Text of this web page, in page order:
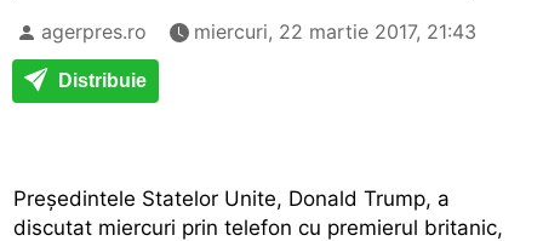
agerpres.ro miercuri, 22 martie 2017, 21:43
Distribuie
Președintele Statelor Unite, Donald Trump, a
discutat miercuri prin telefon cu premierul britanic,